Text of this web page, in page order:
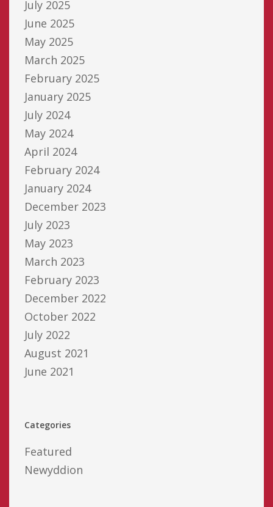
July 2025
June 2025
May 2025
March 2025
February 2025
January 2025
July 2024
May 2024
April 2024
February 2024
January 2024
December 2023
July 2023
May 2023
March 2023
February 2023
December 2022
October 2022
July 2022
August 2021
June 2021
Categories
Featured
Newyddion